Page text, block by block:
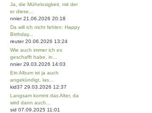
Ja, die Mühelosigkeit, mit der
er diese...
nnier 21.06.2026 20:18
Da will ich nicht fehlen: Happy
Birthday...
reuter 20.06.2026 13:24
Wie auch immer ich es
geschafft habe, in...
nnier 29.03.2026 14:03
Ein Album ist ja auch
angekündigt, las...
kid37 29.03.2026 12:37
Langsam kommt das Alter, da
wird dann auch...
sid 07.09.2025 11:01